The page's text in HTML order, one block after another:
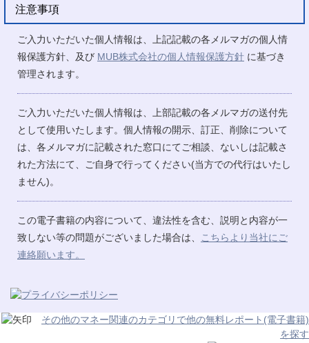
注意事項
ご入力いただいた個人情報は、上記記載の各メルマガの個人情
報保護方針、及び MUB株式会社の個人情報保護方針 に基づき
管理されます。
ご入力いただいた個人情報は、上部記載の各メルマガの送付先
として使用いたします。個人情報の開示、訂正、削除について
は、各メルマガに記載された窓口にてご相談、ないしは記載さ
れた方法にて、ご自身で行ってください(当方での代行はいたし
ません)。
この電子書籍の内容について、違法性を含む、説明と内容が一
致しない等の問題がございました場合は、
こちらより当社にご
連絡願います。
その他のマネー関連のカテゴリで他の無料レポート(電子書籍)
を探す